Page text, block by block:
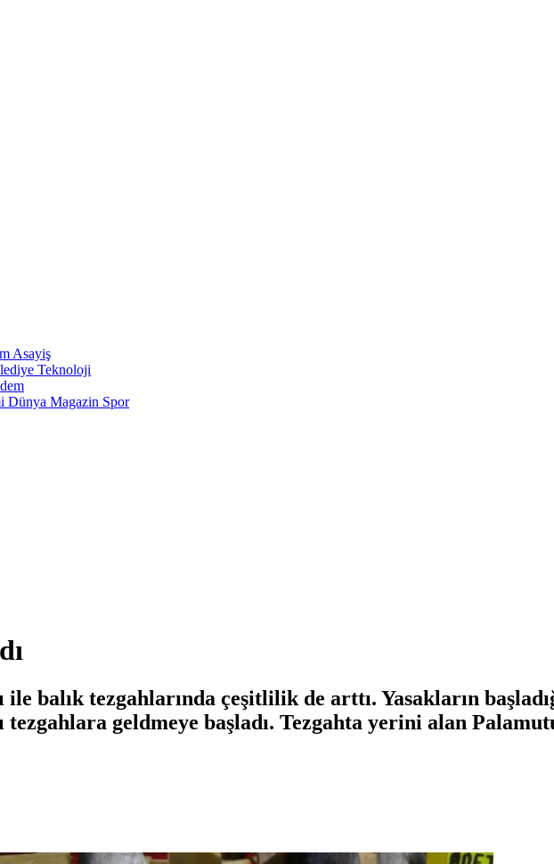
Asayiş
Teknoloji
Dünya Magazin Spor
balık tezgahlarında çeşitlilik de arttı. Yasakların
tezgahlara geldmeye başladı. Tezgahta yerini alan